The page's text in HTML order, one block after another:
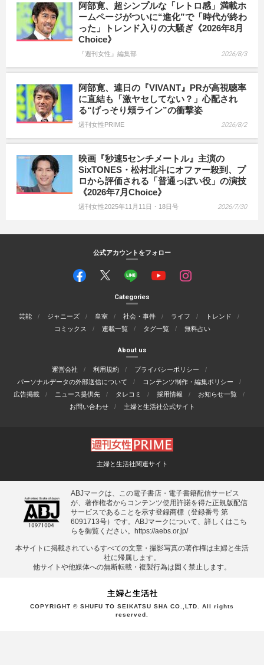
阿部寛、超シンプルな「レトロ感」満載ホ
ームページがついに“進化”で「時代が終わ
った」トレンド入りの大騒ぎ《2026年8月
Choice》
『週刊女性』編集部 2026/8/3
阿部寛、連日の『VIVANT』PRが高視聴率
に直結も「激ヤセしてない？」心配され
る“げっそり頬ライン”の衝撃姿
週刊女性PRIME 2026/8/2
映画『秒速5センチメートル』主演の
SixTONES・松村北斗にオファー殺到、プ
ロから評価される「普通っぽい役」の演技
《2026年7月Choice》
週刊女性2025年11月11日・18日号 2026/7/30
公式アカウントをフォロー
Categories
芸能 ジャニーズ 皇室 社会・事件 ライフ
トレンド
コミックス
連載一覧 タグ一覧 無料占い
About us
運営会社 利用規約
プライバシーポリシー
パーソナルデータの外部送信について
コンテンツ制作・編集ポリシー
広告掲載
ニュース提供先 タレコミ 採用情報
お知らせ一覧
お問い合わせ
主婦と生活社公式サイト
主婦と生活社関連サイト
ABJマークは、この電子書店・電子書籍配信サービス
が、著作権者からコンテンツ使用許諾を得た正規版配信
サービスであることを示す登録商標（登録番号 第
6091713号）です。ABJマークについて、詳しくはこち
らを御覧ください。
https://aebs.or.jp/
本サイトに掲載されているすべての⽂章・撮影写真の著作権は主婦と⽣活
社に帰属します。
他サイトや他媒体への無断転載・複製⾏為は固く禁⽌します。
COPYRIGHT © SHUFU TO SEIKATSU SHA CO.,LTD. All rights
reserved.